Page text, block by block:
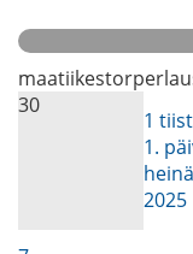
maatiikestorperlau
30
1
1.
2025